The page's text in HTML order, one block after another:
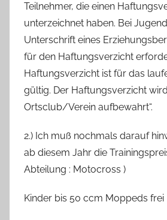
Teilnehmer, die einen
unterzeichnet haben. Bei
Unterschrift eines
für den Haftungsverzicht
Haftungsverzicht ist für das
gültig. Der Haftungsverzicht
Ortsclub/Verein aufbewahrt“.
2.) Ich muß nochmals darauf
ab diesem Jahr die
Abteilung : Motocross )
Kinder bis 50 ccm Moppeds frei